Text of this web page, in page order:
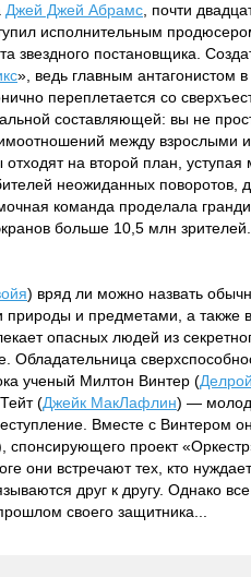
Джей Джей Абрамс , почти
исполнительным
звездного постановщика.
», ведь главным антагонистом
переплетается со
составляющей: вы не
между взрослыми
отходят на второй план,
неожиданных поворотов,
команда проделала
больше 10,5 млн зрителей.
) вряд ли можно назвать
природы и предметами, а также
опасных людей из
Обладательница
ученый Милтон Винтер (
(Джейк МакЛафлин) —
Вместе с Винтером
спонсирующего проект
они встречают тех, кто
друг к другу. Однако
своего защитника...